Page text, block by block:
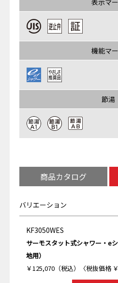
表示マ
機能マ
節湯
商品カタログ
バリエーション
KF3050WES
サーモスタット式シャワー・e
地用）
￥125,070（税込）〈税抜価格